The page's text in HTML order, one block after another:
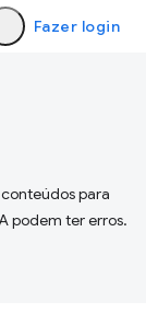
Fazer login
para
podem ter erros.